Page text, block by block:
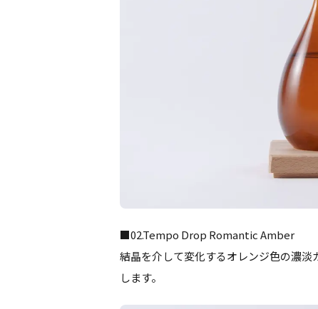
■02.Tempo Drop Romantic Amber
結晶を介して変化するオレンジ色の濃
します。